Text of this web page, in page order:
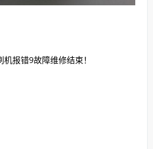
报错9故障维修结束！